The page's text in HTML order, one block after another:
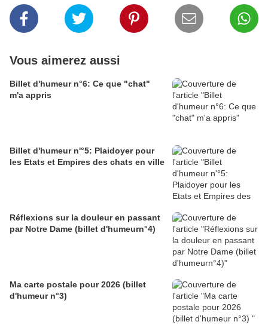
Vous aimerez aussi
Billet d'humeur n°6: Ce que "chat"
m'a appris
Billet d'humeur n'°5: Plaidoyer pour
les Etats et Empires des chats en ville
Réflexions sur la douleur en passant
par Notre Dame (billet d'humeurn°4)
Ma carte postale pour 2026 (billet
d'humeur n°3)